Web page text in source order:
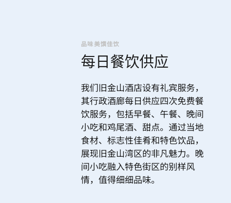
品味美馔佳饮
每日餐饮供应
我们旧金山酒店设有礼宾服务，
其行政酒廊每日供应四次免费餐
饮服务，包括早餐、午餐、晚间
小吃和鸡尾酒、甜点。通过当地
食材、标志性佳肴和特色饮品，
展现旧金山湾区的非凡魅力。晚
间小吃融入特色街区的别样风
情，值得细细品味。